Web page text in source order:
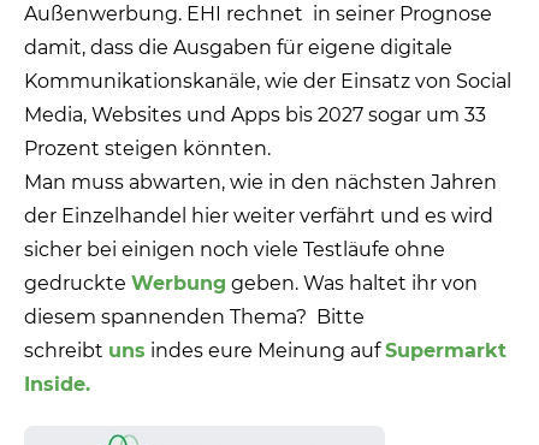
Außenwerbung. EHI rechnet in seiner Prognose
damit, dass die Ausgaben für eigene digitale
Kommunikationskanäle, wie der Einsatz von Social
Media, Websites und Apps bis 2027 sogar um 33
Prozent steigen könnten.
Man muss abwarten, wie in den nächsten Jahren
der Einzelhandel hier weiter verfährt und es wird
sicher bei einigen noch viele Testläufe ohne
gedruckte Werbung geben. Was haltet ihr von
diesem spannenden Thema? Bitte
schreibt uns indes eure Meinung aufSupermarkt
Inside.